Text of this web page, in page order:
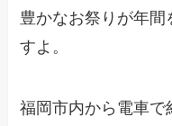
豊かなお祭りが年
すよ。
福岡市内から電車